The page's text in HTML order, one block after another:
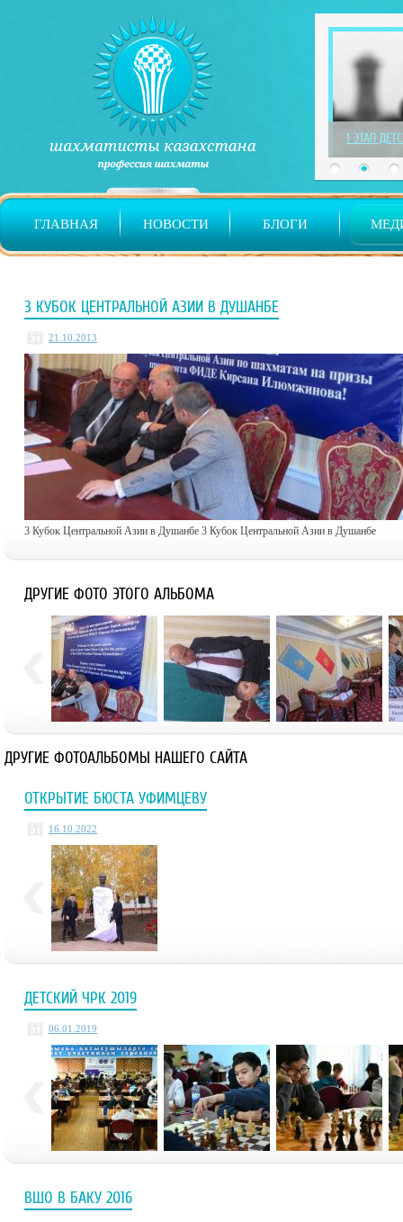
ГЛАВНАЯ НОВОСТИ БЛОГИ
1 ЭТАП
3 КУБОК ЦЕНТРАЛЬНОЙ АЗИИ В ДУШАНБЕ
21.10.2013
3 Кубок Центральной Азии в Душанбе 3 Кубок Центральной Азии в Душанбе
ДРУГИЕ ФОТО ЭТОГО АЛЬБОМА
ДРУГИЕ ФОТОАЛЬБОМЫ НАШЕГО САЙТА
ОТКРЫТИЕ БЮСТА УФИМЦЕВУ
16.10.2022
ДЕТСКИЙ ЧРК 2019
06.01.2019
ВШО В БАКУ 2016